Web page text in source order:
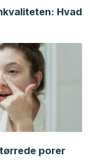
for the
syndrome: an
Nutrition Reviews.
Intake and Obesity:
or Nutrient
. Diciembre
health: molecular
Journal of Clinical
Hvad
porer